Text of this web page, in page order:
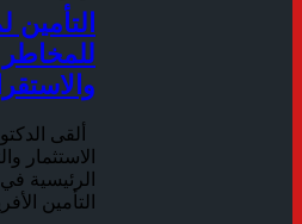
للمخاطر
ألقى
الاستثمار
التأمين